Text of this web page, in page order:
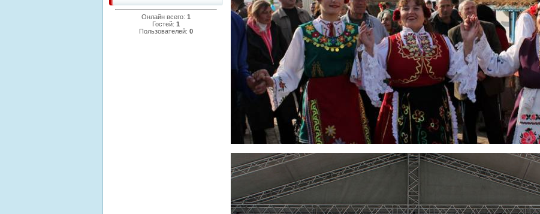
Онлайн всего: 1
Гостей: 1
Пользователей: 0